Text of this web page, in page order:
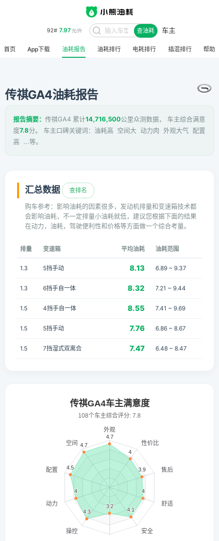
95# 8.48 元/升 查油耗 车主
首页 App下载 油耗报告 油耗排行 电耗排行 插混排行 帮助
传祺GA4油耗报告
报告摘要： 传祺GA4 累计14,716,500公里众测数据， 车主综合满意
度7.8分。 车主口碑关键词：油耗高 空间大 动力肉 外观大气 配置
高 ...等。
汇总数据 查排名
购车参考：影响油耗的因素很多，发动机排量和变速箱技术都
会影响油耗，不一定排量小油耗就低，建议您根据下面的结果
在动力，油耗，驾驶便利性和价格等方面做一个综合考量。
排量 变速箱 平均油耗 油耗范围
1.3 5挡手动 8.13 6.89 ~ 9.37
1.3 6挡手自一体 8.32 7.21 ~ 9.44
1.5 4挡手自一体 8.55 7.41 ~ 9.69
1.5 5挡手动 7.76 6.86 ~ 8.67
1.5 7挡湿式双离合 7.47 6.48 ~ 8.47